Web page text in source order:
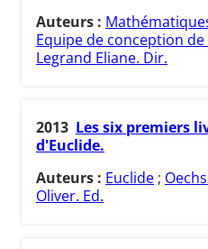
Auteurs :
Equipe de conception
Legrand Eliane. Dir.
2013 Les six premiers
d'Euclide.
Auteurs : Euclide ;
Oliver. Ed.